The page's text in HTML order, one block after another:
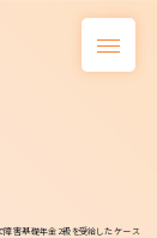
障害基礎年金2級を受給したケース